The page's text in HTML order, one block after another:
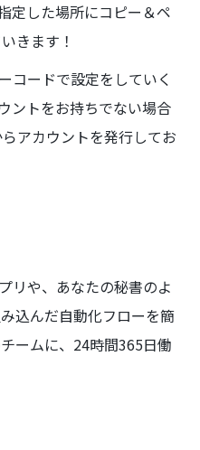
定した場所にコピー＆ペ
きます！
コードで設定をしていく
ントをお持ちでない場合
アカウントを発行してお
リや、あなたの秘書のよ
込んだ自動化フローを簡
ームに、24時間365日働